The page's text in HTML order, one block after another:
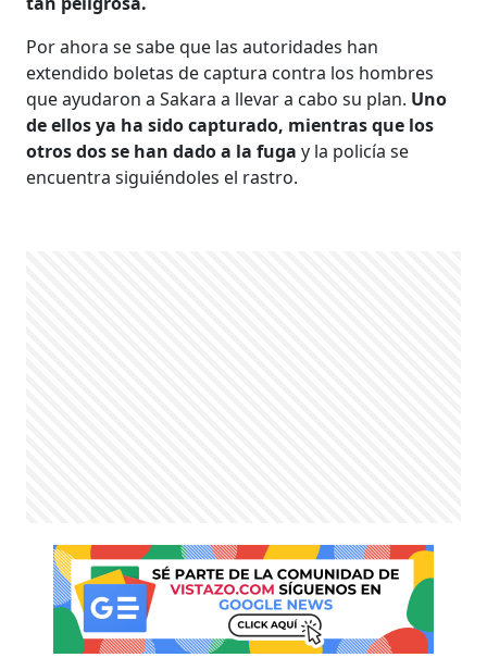
Por ahora se sabe que las autoridades han
extendido boletas de captura contra los hombres
que ayudaron a Sakara a llevar a cabo su plan. Uno
de ellos ya ha sido capturado, mientras que los
otros dos se han dado a la fuga y la policía se
encuentra siguiéndoles el rastro.